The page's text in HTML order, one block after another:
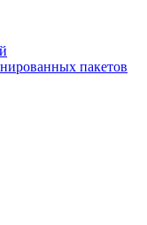
пакетов